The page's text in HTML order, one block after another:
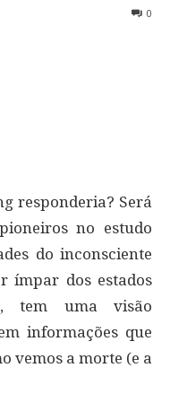
0
responderia? Será
no estudo
do inconsciente
ímpar dos estados
tem uma visão
informações que
vemos a morte (e a